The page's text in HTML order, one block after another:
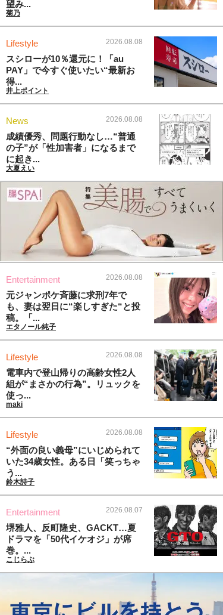
望み...
菊乃
Lifestyle 2026.08.08
スシローが10％還元に！「au
PAY」で今すぐ使いたい“最新お
得...
井上ポイント
News 2026.08.08
成績優秀、問題行動なし…“普通
の子”が「性加害者」になるまで
に起き...
大夏えい
Entertainment 2026.08.08
元ジャンポケ斉藤に求刑7年で
も、妻は翌日に“楽しすぎた“と投
稿。「...
エタノール純子
Lifestyle 2026.08.08
電車内で登山帰りの高齢女性2人
組が“まさかの行為”。リュックを
使っ...
maki
Lifestyle 2026.08.08
“外面の良い義母”にいじめられて
いた34歳女性。ある日「笑っちゃ
う...
鈴木詩子
Entertainment 2026.08.07
堺雅人、反町隆史、GACKT…夏
ドラマを「50代イケオジ」が席
巻。...
こじらぶ